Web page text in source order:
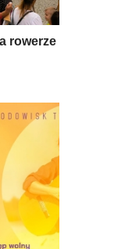
rowerze